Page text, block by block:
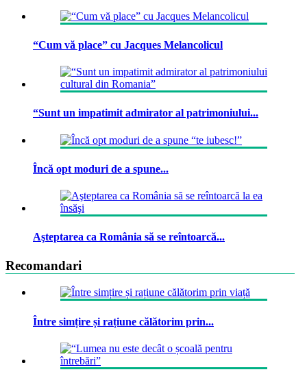
“Cum vă place” cu Jacques Melancolicul
“Sunt un impatimit admirator al patrimoniului...
Încă opt moduri de a spune...
Aşteptarea ca România să se reîntoarcă...
Recomandari
Între simțire și rațiune călătorim prin...